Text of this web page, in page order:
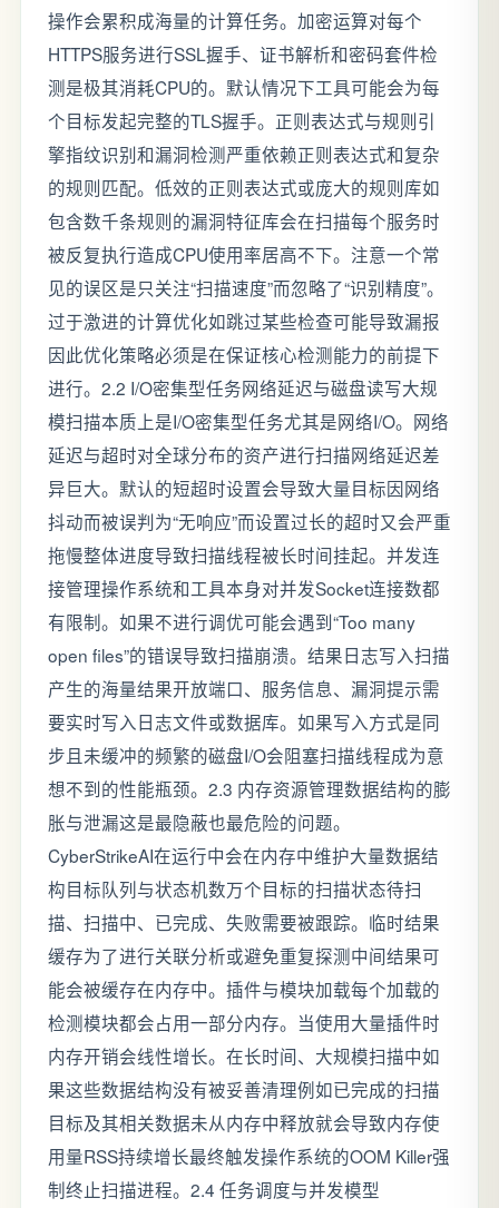
操作会累积成海量的计算任务。加密运算对每个
HTTPS服务进行SSL握手、证书解析和密码套件检
测是极其消耗CPU的。默认情况下工具可能会为每
个目标发起完整的TLS握手。正则表达式与规则引
擎指纹识别和漏洞检测严重依赖正则表达式和复杂
的规则匹配。低效的正则表达式或庞大的规则库如
包含数千条规则的漏洞特征库会在扫描每个服务时
被反复执行造成CPU使用率居高不下。注意一个常
见的误区是只关注“扫描速度”而忽略了“识别精度”。
过于激进的计算优化如跳过某些检查可能导致漏报
因此优化策略必须是在保证核心检测能力的前提下
进行。2.2 I/O密集型任务网络延迟与磁盘读写大规
模扫描本质上是I/O密集型任务尤其是网络I/O。网络
延迟与超时对全球分布的资产进行扫描网络延迟差
异巨大。默认的短超时设置会导致大量目标因网络
抖动而被误判为“无响应”而设置过长的超时又会严重
拖慢整体进度导致扫描线程被长时间挂起。并发连
接管理操作系统和工具本身对并发Socket连接数都
有限制。如果不进行调优可能会遇到“Too many
open files”的错误导致扫描崩溃。结果日志写入扫描
产生的海量结果开放端口、服务信息、漏洞提示需
要实时写入日志文件或数据库。如果写入方式是同
步且未缓冲的频繁的磁盘I/O会阻塞扫描线程成为意
想不到的性能瓶颈。2.3 内存资源管理数据结构的膨
胀与泄漏这是最隐蔽也最危险的问题。
CyberStrikeAI在运行中会在内存中维护大量数据结
构目标队列与状态机数万个目标的扫描状态待扫
描、扫描中、已完成、失败需要被跟踪。临时结果
缓存为了进行关联分析或避免重复探测中间结果可
能会被缓存在内存中。插件与模块加载每个加载的
检测模块都会占用一部分内存。当使用大量插件时
内存开销会线性增长。在长时间、大规模扫描中如
果这些数据结构没有被妥善清理例如已完成的扫描
目标及其相关数据未从内存中释放就会导致内存使
用量RSS持续增长最终触发操作系统的OOM Killer强
制终止扫描进程。2.4 任务调度与并发模型